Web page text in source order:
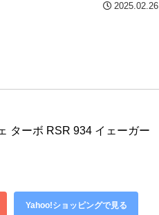
2025.02.26
ターボ RSR 934 イェーガー
Yahoo!ショッピングで見る